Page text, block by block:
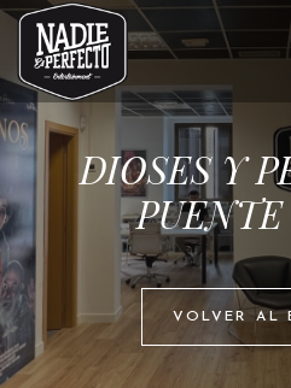
DIOSES Y
VOLVER AL